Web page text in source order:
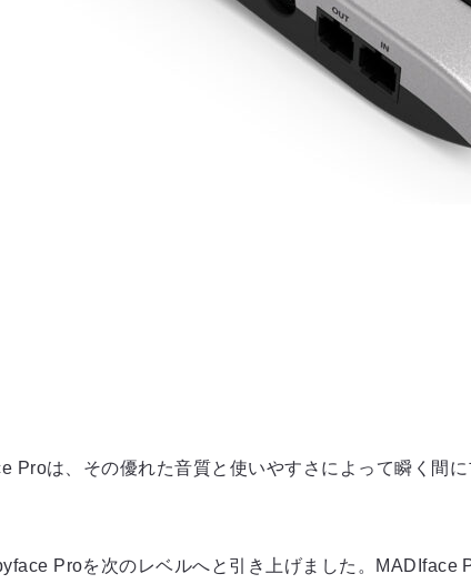
Proは、その優れた音質と使いやすさによって瞬く間
Proを次のレベルへと引き上げました。